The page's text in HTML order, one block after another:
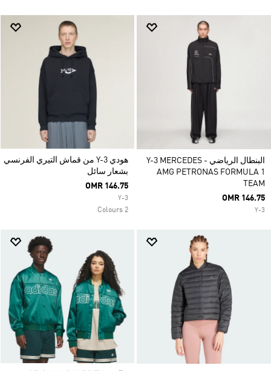
البنطال الرياضي Y-3 MERCEDES -
AMG PETRONAS FORMULA 1
TEAM
OMR 146.75
Y-3
هودي Y-3 من قماش التيري الفرنسي
بشعار سائل
OMR 146.75
Y-3
2 Colours